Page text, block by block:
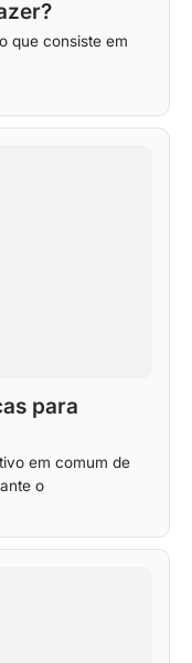
que consiste em
para
em comum de
o